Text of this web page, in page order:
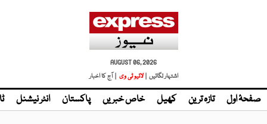
AUGUST 06, 2026
اشتہار لگائیں | لائیو ٹی وی | آج کا اخبار
صفحۂ اول تازہ ترین کھیل خاص خبریں پاکستان انٹر نیشنل